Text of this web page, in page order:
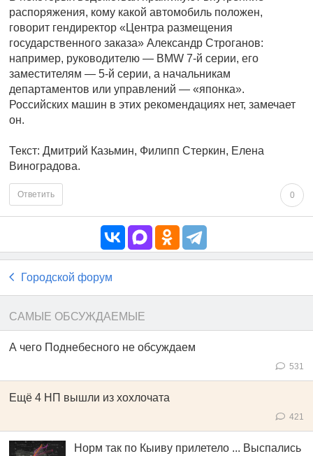
распоряжения, кому какой автомобиль положен,
говорит гендиректор «Центра размещения
государственного заказа» Александр Строганов:
например, руководителю — BMW 7-й серии, его
заместителям — 5-й серии, а начальникам
департаментов или управлений — «японка».
Российских машин в этих рекомендациях нет, замечает
он.
Текст: Дмитрий Казьмин, Филипп Стеркин, Елена
Виноградова.
0
Ответить
Городской форум
САМЫЕ ОБСУЖДАЕМЫЕ
А чего Поднебесного не обсуждаем
531
Ещё 4 НП вышли из хохлочата
421
Норм так по Кыиву прилетело ... Выспались